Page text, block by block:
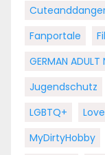
Fanportale
GERMAN ADULT
Jugendschutz
LGBTQ+
MyDirtyHobby